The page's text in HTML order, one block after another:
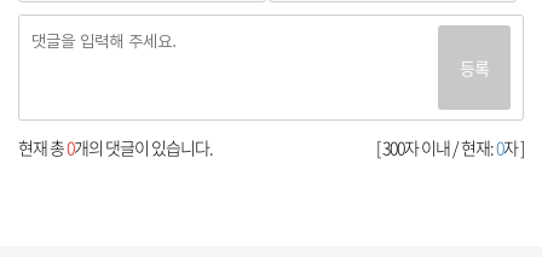
등록
[ 300자 이내 / 현재:0자 ]
현재 총0개의 댓글이 있습니다.